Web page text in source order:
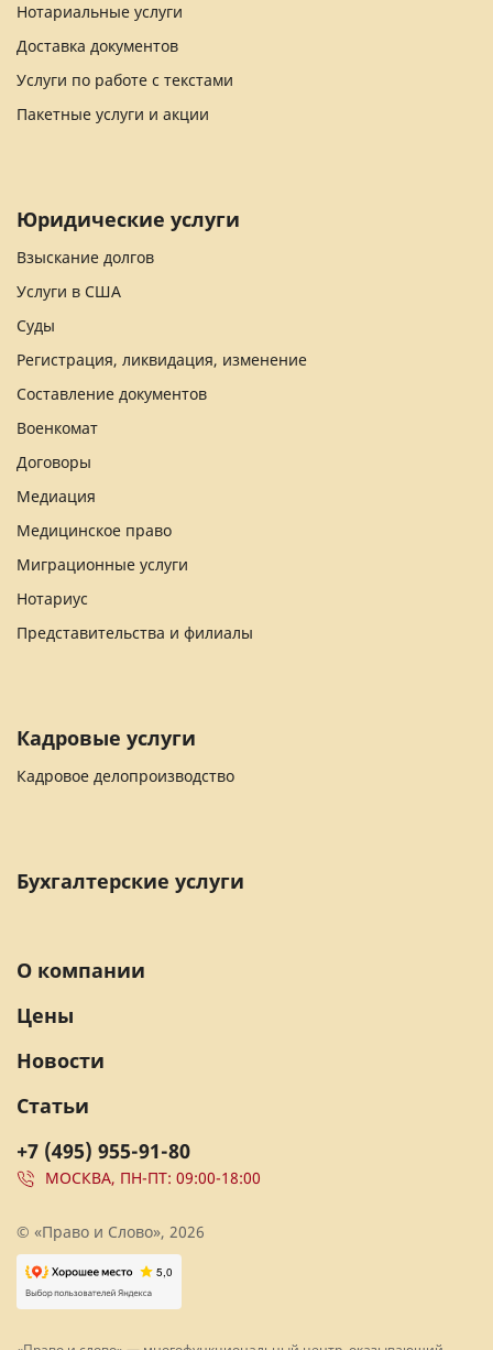
Нотариальные услуги
Доставка документов
Услуги по работе с текстами
Пакетные услуги и акции
Юридические услуги
Взыскание долгов
Услуги в США
Суды
Регистрация, ликвидация, изменение
Составление документов
Военкомат
Договоры
Медиация
Медицинское право
Миграционные услуги
Нотариус
Представительства и филиалы
Кадровые услуги
Кадровое делопроизводство
Бухгалтерские услуги
+7 (495) 955-91-80
МОСКВА, ПН-ПТ: 09:00-18:00
О компании
Цены
Новости
Статьи
© «Право и Слово», 2026